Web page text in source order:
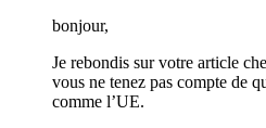
bonjour,
Je rebondis sur votre article
vous ne tenez pas compte de
comme l’UE.